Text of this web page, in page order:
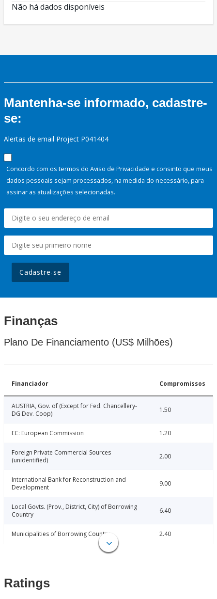
Não há dados disponíveis
Mantenha-se informado, cadastre-
se:
Alertas de email Project P041404
Concordo com os termos do Aviso de Privacidade e consinto que meus
dados pessoais sejam processados, na medida do necessário, para
assinar as atualizações selecionadas.
Cadastre-se
Finanças
Plano De Financiamento (US$ Milhões)
Financiador Compromissos
AUSTRIA, Gov. of (Except for Fed. Chancellery-
DG Dev. Coop)
1.50
EC: European Commission 1.20
Foreign Private Commercial Sources
(unidentified)
2.00
International Bank for Reconstruction and
Development
9.00
Local Govts. (Prov., District, City) of Borrowing
Country
6.40
Municipalities of Borrowing Country 2.40
Ratings